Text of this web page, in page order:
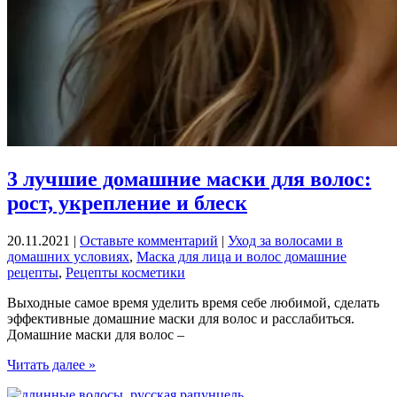
3 лучшие домашние маски для волос:
рост, укрепление и блеск
20.11.2021 | Оставьте комментарий | Уход за волосами в
домашних условиях, Маска для лица и волос домашние
рецепты, Рецепты косметики
Выходные самое время уделить время себе любимой, сделать
эффективные домашние маски для волос и расслабиться.
Домашние маски для волос –
3
Читать далее »